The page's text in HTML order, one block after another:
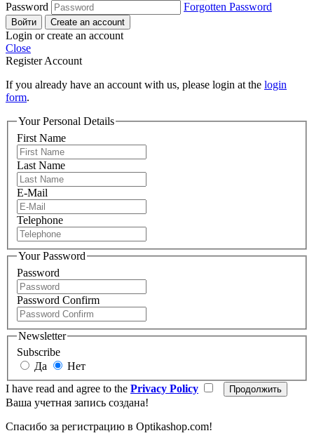
Password
Forgotten Password
Войти Create an account
Login or create an account
Close
Register Account
If you already have an account with us, please login at the login
form.
Your Personal Details
First Name
Last Name
E-Mail
Telephone
Your Password
Password
Password Confirm
Newsletter
Subscribe
Да
Нет
I have read and agree to the Privacy Policy
Ваша учетная запись создана!
Спасибо за регистрацию в Optikashop.com!